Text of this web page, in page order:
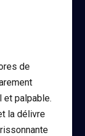
de
et palpable.
la délivre